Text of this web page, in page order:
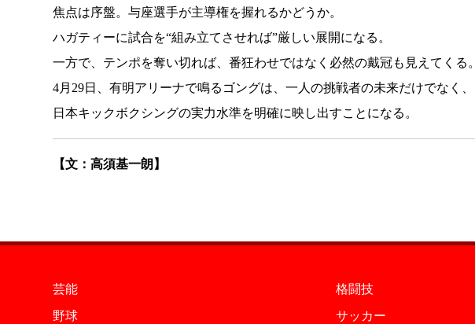
焦点は序盤。与座選手が主導権を握れるかどうか。
ハガティーに試合を“組み立てさせれば”厳しい展開になる。
一方で、テンポを奪い切れば、番狂わせではなく必然の戴冠も見えてくる。
4月29日、有明アリーナで鳴るゴングは、一人の挑戦者の未来だけでなく、
日本キックボクシングの実力水準を明確に映し出すことになる。
【文：高須基一朗】
芸能
格闘技
野球
サッカー